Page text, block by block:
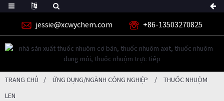
jessie@xcwychem.com +86-13503270825
TRANG CHỦ ỨNG DỤNG/NGÀNH CÔNG NGHIỆP
THUỐC NHUỘM
LEN